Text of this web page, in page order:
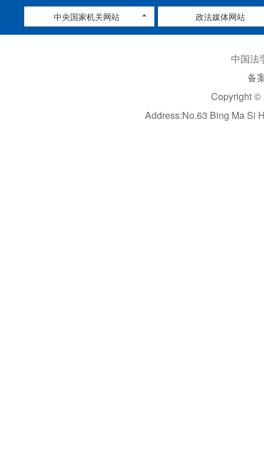
中央国家机关网站 政法媒体网站
中国法
备
Copyright ©
Address:No.63 Bing Ma Si